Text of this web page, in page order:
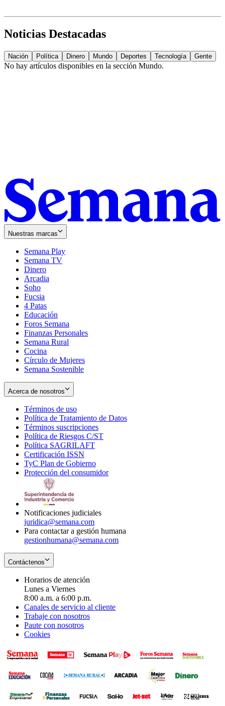
Noticias Destacadas
Nación Política Dinero Mundo Deportes Tecnología Gente
No hay artículos disponibles en la sección Mundo.
Nuestras marcas
Semana Play
Semana TV
Dinero
Arcadia
Soho
in
new
window
Fucsia
in
new
window
4 Patas
Educación
Foros Semana
Finanzas Personales
Semana Rural
Cocina
Círculo de Mujeres
Semana Sostenible
Acerca de nosotros
Términos de uso
in
new
window
Política de Tratamiento de Datos
Términos suscripciones
in
Política de Riesgos C/ST
Política SAGRILAFT
new
window
Certificación ISSN
in
new
TyC Plan de Gobierno
in
Protección del consumidorOpens
Notificaciones judiciales
juridica@semana.com
Para contactar a gestión humana
gestionhumana@semana.com
Contáctenos
Horarios de atención
Lunes a Viernes
8:00 a.m. a 6:00 p.m.
Canales de servicio al cliente
Trabaje con nosotros
Paute con nosotros
Cookies